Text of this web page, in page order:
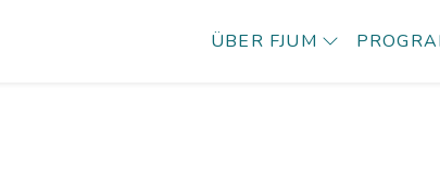
ÜBER FJUM